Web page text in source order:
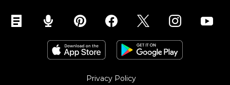
Privacy Policy